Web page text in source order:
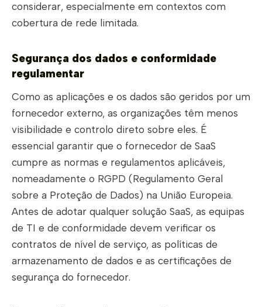
considerar, especialmente em contextos com
cobertura de rede limitada.
Segurança dos dados e conformidade
regulamentar
Como as aplicações e os dados são geridos por um
fornecedor externo, as organizações têm menos
visibilidade e controlo direto sobre eles. É
essencial garantir que o fornecedor de SaaS
cumpre as normas e regulamentos aplicáveis,
nomeadamente o RGPD (Regulamento Geral
sobre a Proteção de Dados) na União Europeia.
Antes de adotar qualquer solução SaaS, as equipas
de TI e de conformidade devem verificar os
contratos de nível de serviço, as políticas de
armazenamento de dados e as certificações de
segurança do fornecedor.